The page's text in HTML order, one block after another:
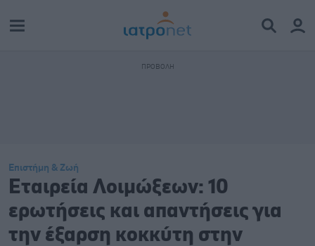
Επιστήμη & Ζωή
Εταιρεία Λοιμώξεων: 10
ερωτήσεις και απαντήσεις για
την έξαρση κοκκύτη στην